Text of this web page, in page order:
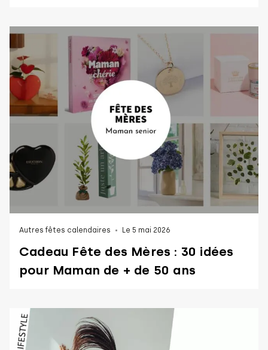
Autres fêtes calendaires Le 5 mai 2026
Cadeau Fête des Mères : 30 idées
pour Maman de + de 50 ans